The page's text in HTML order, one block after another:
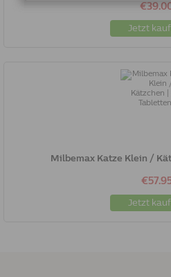
Jetzt
Milbemax Katze Klein /
Jetzt